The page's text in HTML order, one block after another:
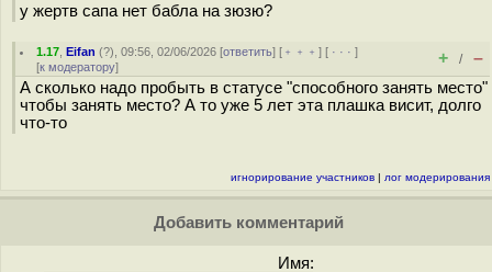
у жертв сапа нет бабла на зюзю?
1.17 ,Eifan (?), 09:56, 02/06/2026 [ответить] [ ﹢﹢﹢] [ · · ·]
[к модератору] + / –
А сколько надо пробыть в статусе "способного занять место"
чтобы занять место? А то уже 5 лет эта плашка висит, долго
что-то
игнорирование участников | лог модерирования
Добавить комментарий
Имя: